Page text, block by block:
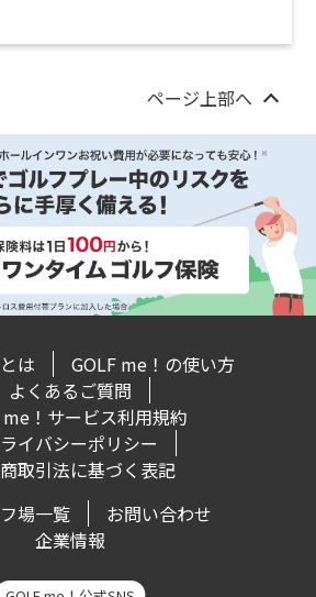
ページ上部へ
は
GOLF me！の使い方
よくあるご質問
me！サービス利用規約
イバシーポリシー
取引法に基づく表記
場一覧
お問い合わせ
企業情報